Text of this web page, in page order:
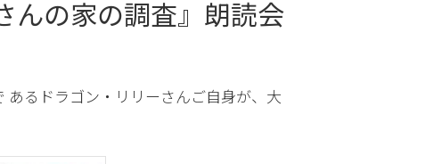
んの家の調査』朗読会
るドラゴン・リリーさんご自身が、大